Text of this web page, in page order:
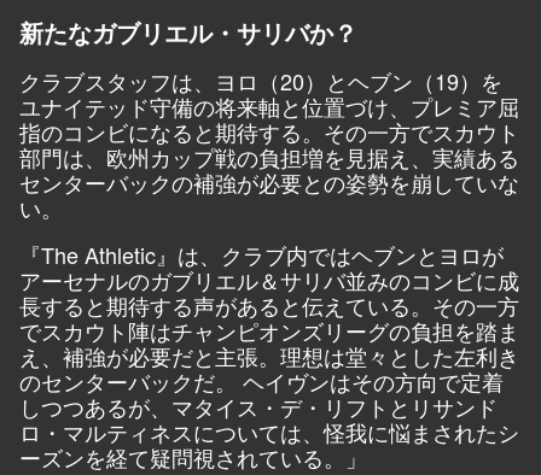
新たなガブリエル・サリバか？
クラブスタッフは、ヨロ（20）とヘブン（19）を
ユナイテッド守備の将来軸と位置づけ、プレミア屈
指のコンビになると期待する。その一方でスカウト
部門は、欧州カップ戦の負担増を見据え、実績ある
センターバックの補強が必要との姿勢を崩していな
い。
『The Athletic』は、クラブ内ではヘブンとヨロが
アーセナルのガブリエル＆サリバ並みのコンビに成
長すると期待する声があると伝えている。その一方
でスカウト陣はチャンピオンズリーグの負担を踏ま
え、補強が必要だと主張。理想は堂々とした左利き
のセンターバックだ。 ヘイヴンはその方向で定着
しつつあるが、マタイス・デ・リフトとリサンド
ロ・マルティネスについては、怪我に悩まされたシ
ーズンを経て疑問視されている。」